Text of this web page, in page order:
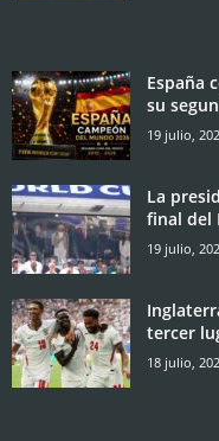
España
su
19 julio,
La
final del
19 julio,
tercer
18 julio,